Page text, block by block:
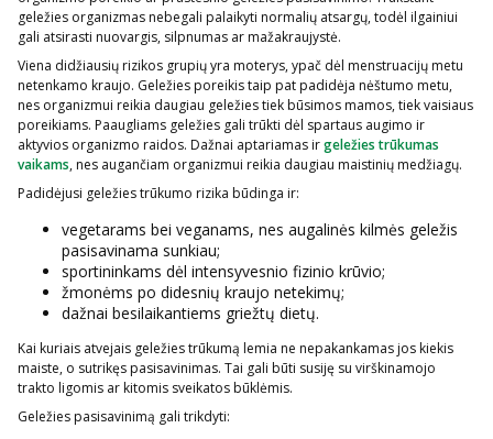
geležies organizmas nebegali palaikyti normalių atsargų, todėl ilgainiui
gali atsirasti nuovargis, silpnumas ar mažakraujystė.
Viena didžiausių rizikos grupių yra moterys, ypač dėl menstruacijų metu
netenkamo kraujo. Geležies poreikis taip pat padidėja nėštumo metu,
nes organizmui reikia daugiau geležies tiek būsimos mamos, tiek vaisiaus
poreikiams. Paaugliams geležies gali trūkti dėl spartaus augimo ir
aktyvios organizmo raidos. Dažnai aptariamas irgeležies trūkumas
vaikams, nes augančiam organizmui reikia daugiau maistinių medžiagų.
Padidėjusi geležies trūkumo rizika būdinga ir:
vegetarams bei veganams, nes augalinės kilmės geležis
pasisavinama sunkiau;
sportininkams dėl intensyvesnio fizinio krūvio;
žmonėms po didesnių kraujo netekimų;
dažnai besilaikantiems griežtų dietų.
Kai kuriais atvejais geležies trūkumą lemia ne nepakankamas jos kiekis
maiste, o sutrikęs pasisavinimas. Tai gali būti susiję su virškinamojo
trakto ligomis ar kitomis sveikatos būklėmis.
Geležies pasisavinimą gali trikdyti: